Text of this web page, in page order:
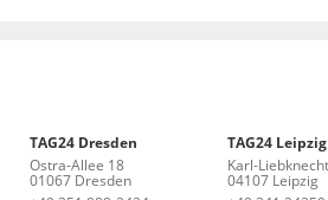
TAG24 Dresden
Ostra-Allee 18
01067 Dresden
TAG24 Leipzig
Karl-
04107 Leipzig